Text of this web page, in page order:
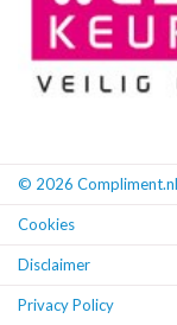
© 2026 Compliment.nl
Cookies
Disclaimer
Privacy Policy